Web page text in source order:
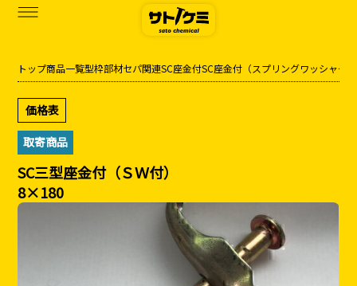
サトケミって？
トップ商品一覧型枠部材セパ関連SC座金付SC座金付（スプリングワッシャー
価格表
取寄商品
SC三型座金付（ＳＷ付）
8×180